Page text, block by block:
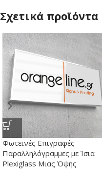
Σχετικά προϊόντα
Φωτεινές Επιγραφές
Παραλληλόγραμμες με Ίσια
Plexiglass Μιας Όψης